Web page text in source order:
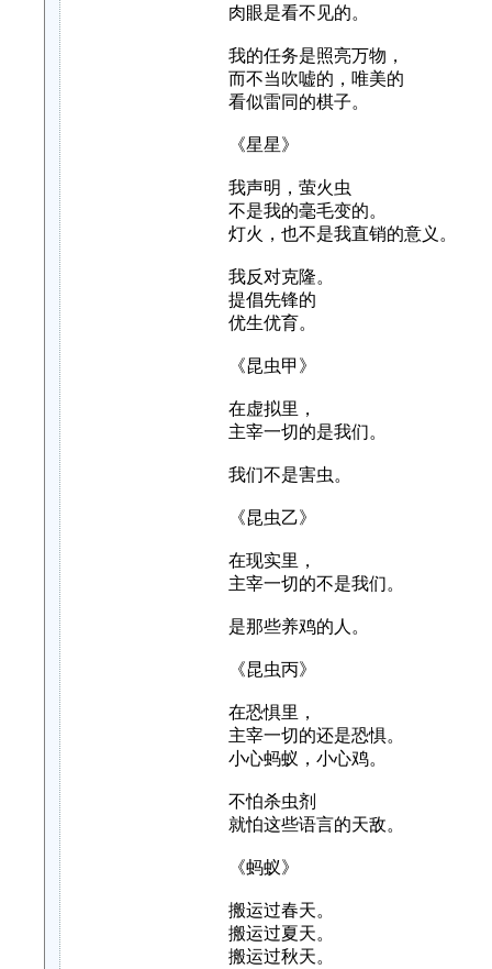
肉眼是看不见的。
我的任务是照亮万物，
而不当吹嘘的，唯美的
看似雷同的棋子。
《星星》
我声明，萤火虫
不是我的毫毛变的。
灯火，也不是我直销的意义。
我反对克隆。
提倡先锋的
优生优育。
《昆虫甲》
在虚拟里，
主宰一切的是我们。
我们不是害虫。
《昆虫乙》
在现实里，
主宰一切的不是我们。
是那些养鸡的人。
《昆虫丙》
在恐惧里，
主宰一切的还是恐惧。
小心蚂蚁，小心鸡。
不怕杀虫剂
就怕这些语言的天敌。
《蚂蚁》
搬运过春天。
搬运过夏天。
搬运过秋天。